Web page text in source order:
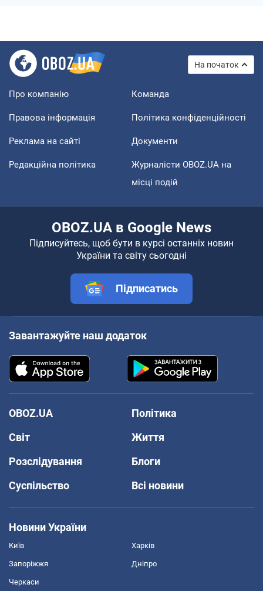
На початок
Про компанію Команда
Правова інформація Політика конфіденційності
Реклама на сайті Документи
Редакційна політика
Журналісти OBOZ.UA на
місці подій
OBOZ.UA в Google News
Підписуйтесь, щоб бути в курсі останніх новин
України та світу сьогодні
Підписатись
Завантажуйте наш додаток
OBOZ.UA
Політика
Світ
Життя
Розслідування
Блоги
Суспільство
Всі новини
Новини України
Київ Харків
Запоріжжя Дніпро
Черкаси